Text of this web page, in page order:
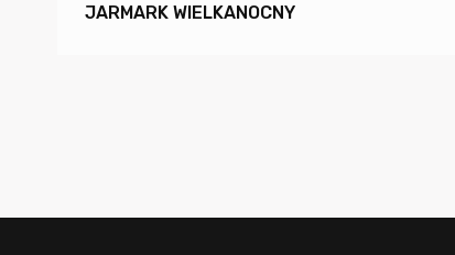
JARMARK WIELKANOCNY